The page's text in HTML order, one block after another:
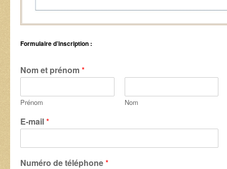
Formulaire d’inscription :
Nom et prénom*
Prénom Nom
E-mail*
Numéro de téléphone*